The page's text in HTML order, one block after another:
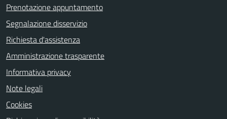
Prenotazione appuntamento
Segnalazione disservizio
Richiesta d'assistenza
Amministrazione trasparente
Informativa privacy
Note legali
Cookies